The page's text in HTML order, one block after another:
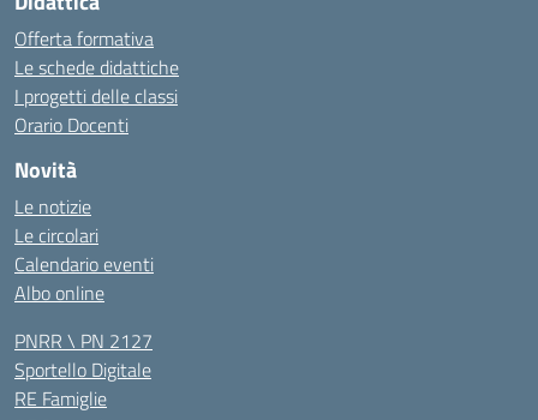
Offerta formativa
Le schede didattiche
I progetti delle classi
Orario Docenti
Novità
Le notizie
Le circolari
Calendario eventi
Albo online
PNRR \ PN 2127
Sportello Digitale
RE Famiglie